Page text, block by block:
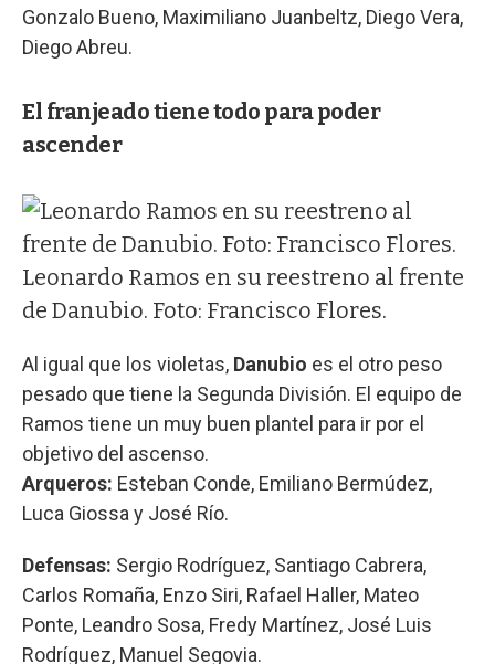
Gonzalo Bueno, Maximiliano Juanbeltz, Diego Vera,
Diego Abreu.
El franjeado tiene todo para poder
ascender
Leonardo Ramos en su reestreno al frente
de Danubio. Foto: Francisco Flores.
Al igual que los violetas, Danubio es el otro peso
pesado que tiene la Segunda División. El equipo de
Ramos tiene un muy buen plantel para ir por el
objetivo del ascenso.
Arqueros: Esteban Conde, Emiliano Bermúdez,
Luca Giossa y José Río.
Defensas: Sergio Rodríguez, Santiago Cabrera,
Carlos Romaña, Enzo Siri, Rafael Haller, Mateo
Ponte, Leandro Sosa, Fredy Martínez, José Luis
Rodríguez, Manuel Segovia.